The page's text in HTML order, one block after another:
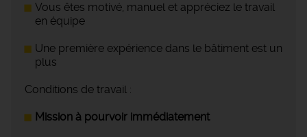
Vous êtes motivé, manuel et appréciez le travail
en équipe
Une première expérience dans le bâtiment est un
plus
Conditions de travail :
Mission à pourvoir immédiatement